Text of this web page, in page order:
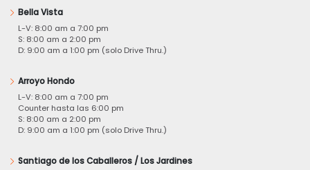
Bella Vista
L-V: 8:00 am a 7:00 pm
S: 8:00 am a 2:00 pm
D: 9:00 am a 1:00 pm (solo Drive Thru.)
Arroyo Hondo
L-V: 8:00 am a 7:00 pm
Counter hasta las 6:00 pm
S: 8:00 am a 2:00 pm
D: 9:00 am a 1:00 pm (solo Drive Thru.)
Santiago de los Caballeros / Los Jardines